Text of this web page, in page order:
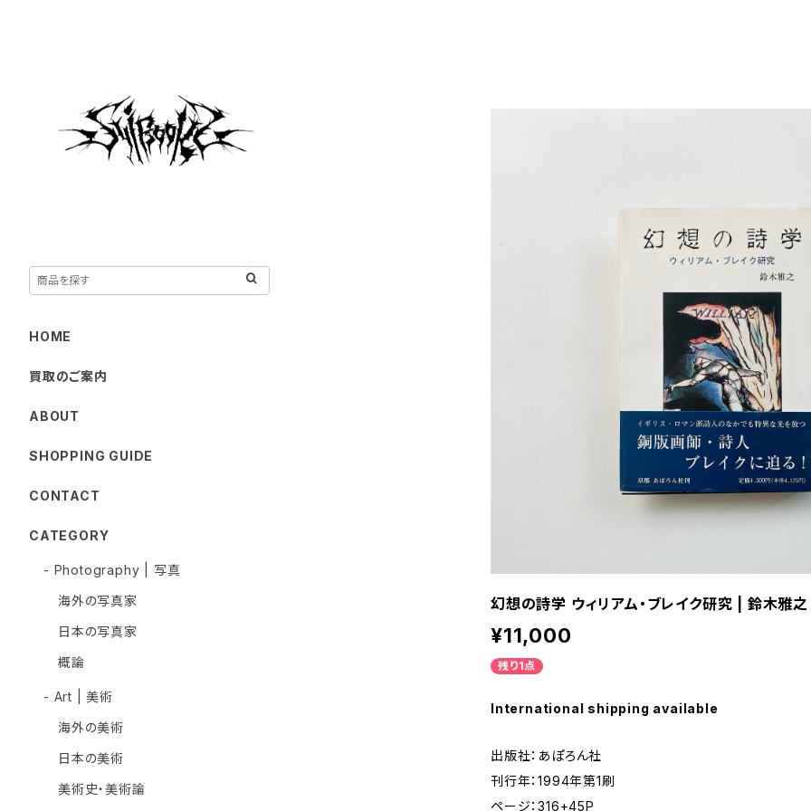
幻想の詩学 ウィリアム・ブレイク研究 | 鈴木雅
¥11,000
残り1点
International shipping available
出版社：あぽろん社
刊行年：1994年第1刷
ページ：316+45P
HOME
買取のご案内
ABOUT
SHOPPING GUIDE
CONTACT
CATEGORY
- Photography | 写真
海外の写真家
日本の写真家
概論
- Art | 美術
海外の美術
日本の美術
美術史・美術論